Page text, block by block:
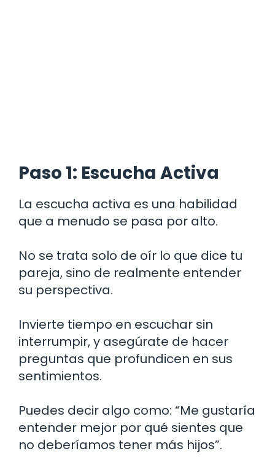
Paso 1: Escucha Activa
La escucha activa es una habilidad
que a menudo se pasa por alto.
No se trata solo de oír lo que dice tu
pareja, sino de realmente entender
su perspectiva.
Invierte tiempo en escuchar sin
interrumpir, y asegúrate de hacer
preguntas que profundicen en sus
sentimientos.
Puedes decir algo como: “Me gustaría
entender mejor por qué sientes que
no deberíamos tener más hijos”.